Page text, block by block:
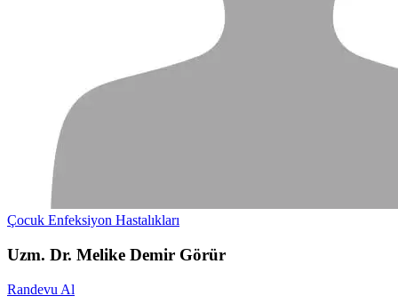
Çocuk Enfeksiyon Hastalıkları
Uzm. Dr. Melike Demir Görür
Randevu Al